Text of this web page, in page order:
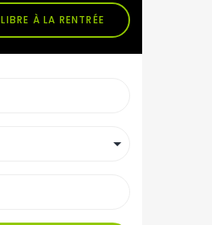
LIBRE À LA RENTRÉE